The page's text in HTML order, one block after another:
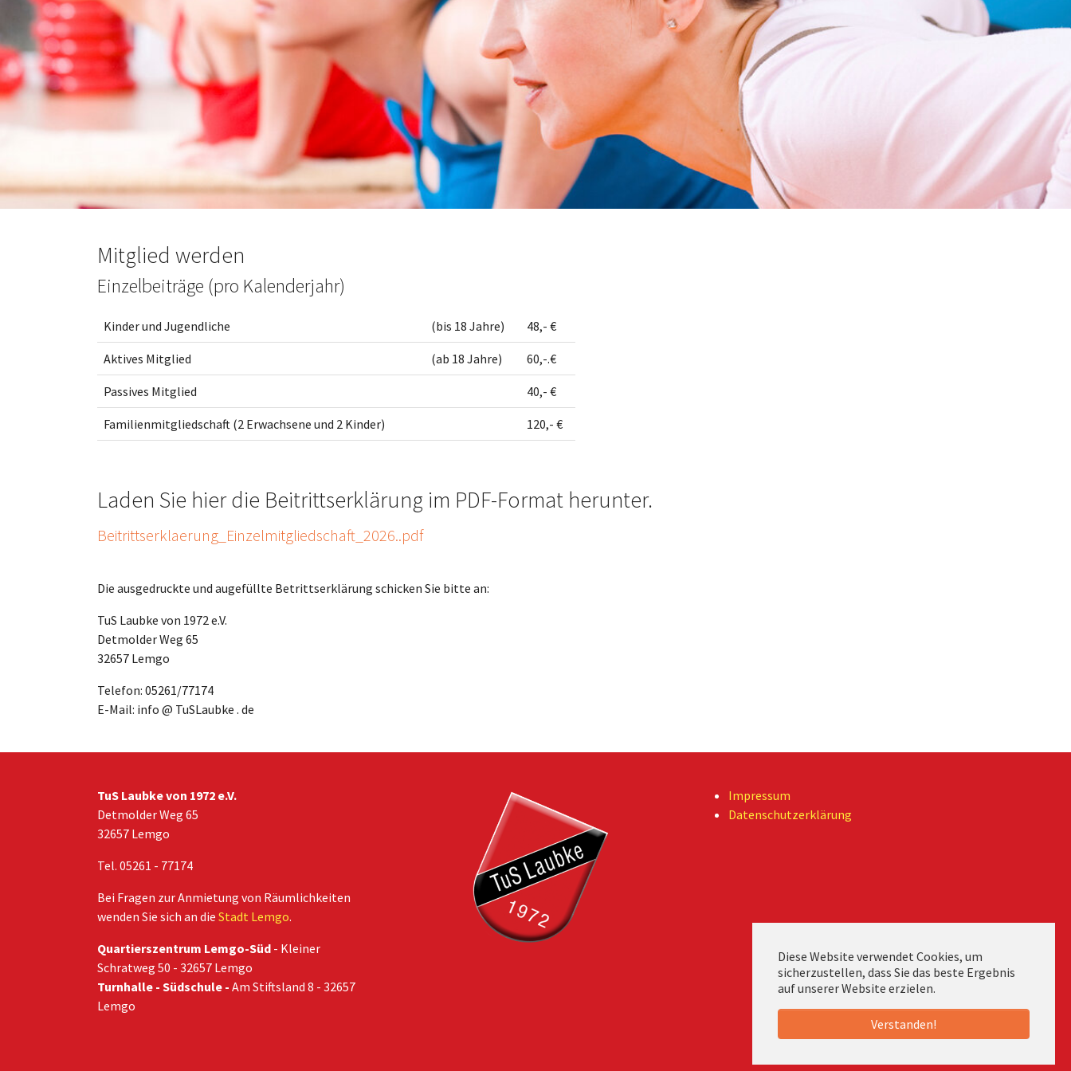
Diese Website verwendet Cookies, um
sicherzustellen, dass Sie das beste Ergebnis
auf unserer Website erzielen.
Verstanden!
Mitglied werden
Einzelbeiträge (pro Kalenderjahr)
Kinder und Jugendliche (bis 18 Jahre) 48,- €
Aktives Mitglied (ab 18 Jahre) 60,-.€
Passives Mitglied 40,- €
Familienmitgliedschaft (2 Erwachsene und 2 Kinder) 120,- €
Laden Sie hier die Beitrittserklärung im PDF-Format herunter.
Beitrittserklaerung_Einzelmitgliedschaft_2026..pdf
Die ausgedruckte und augefüllte Betrittserklärung schicken Sie bitte an:
TuS Laubke von 1972 e.V.
Detmolder Weg 65
32657 Lemgo
Telefon: 05261/77174
E-Mail: info @ TuSLaubke . de
TuS Laubke von 1972 e.V.
Detmolder Weg 65
32657 Lemgo
Tel. 05261 - 77174
Bei Fragen zur Anmietung von Räumlichkeiten
wenden Sie sich an die Stadt Lemgo.
Quartierszentrum Lemgo-Süd - Kleiner
Schratweg 50 - 32657 Lemgo
Turnhalle - Südschule - Am Stiftsland 8 - 32657
Lemgo
Impressum
Datenschutzerklärung